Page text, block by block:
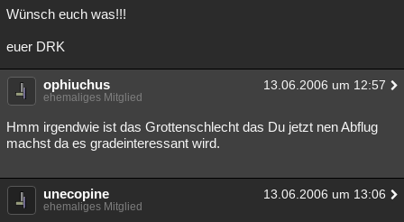
Wünsch euch was!!!
euer DRK
ophiuchus 13.06.2006 um 12:57
ehemaliges Mitglied
Hmm irgendwie ist das Grottenschlecht das Du jetzt nen Abflug
machst da es gradeinteressant wird.
unecopine 13.06.2006 um 13:06
ehemaliges Mitglied